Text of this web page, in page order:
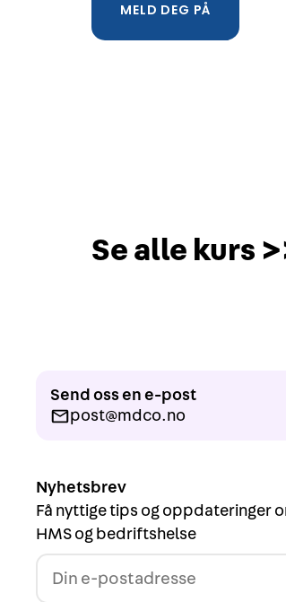
MELD DEG PÅ
Se alle kurs
Send oss en e-post
post@mdco.no
Nyhetsbrev
Få nyttige tips og oppdateringer
HMS og bedriftshelse